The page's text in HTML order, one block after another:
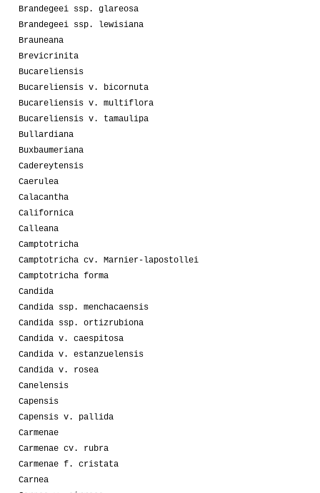
Brandegeei ssp. glareosa
Brandegeei ssp. lewisiana
Brauneana
Brevicrinita
Bucareliensis
Bucareliensis v. bicornuta
Bucareliensis v. multiflora
Bucareliensis v. tamaulipa
Bullardiana
Buxbaumeriana
Cadereytensis
Caerulea
Calacantha
Californica
Calleana
Camptotricha
Camptotricha cv. Marnier-lapostollei
Camptotricha forma
Candida
Candida ssp. menchacaensis
Candida ssp. ortizrubiona
Candida v. caespitosa
Candida v. estanzuelensis
Candida v. rosea
Canelensis
Capensis
Capensis v. pallida
Carmenae
Carmenae cv. rubra
Carmenae f. cristata
Carnea